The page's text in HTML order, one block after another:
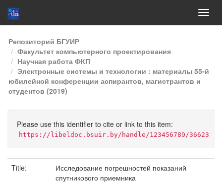
Skip
navigation
Репозиторий БГУИР
Факультет компьютерного проектирования
Научная работа ФКП
Электронные системы и технологии : материалы 55-й
юбилейной конференции аспирантов, магистрантов и
студентов (2019)
Please use this identifier to cite or link to this item:
https://libeldoc.bsuir.by/handle/123456789/36623
Title:
Исследование погрешностей показаний
спутникового приемника